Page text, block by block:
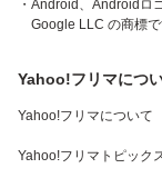
・Android、Androidロ
Google LLC の商標で
Yahoo!フリマにつ
Yahoo!フリマについて
Yahoo!フリマトピック